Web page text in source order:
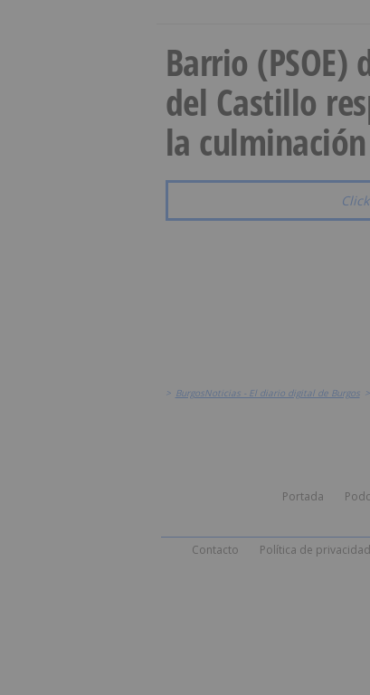
Barrio
del Castillo
la
> BurgosNoticias - El diario digital de Burgos >
Portada
Contacto Política de privacidad